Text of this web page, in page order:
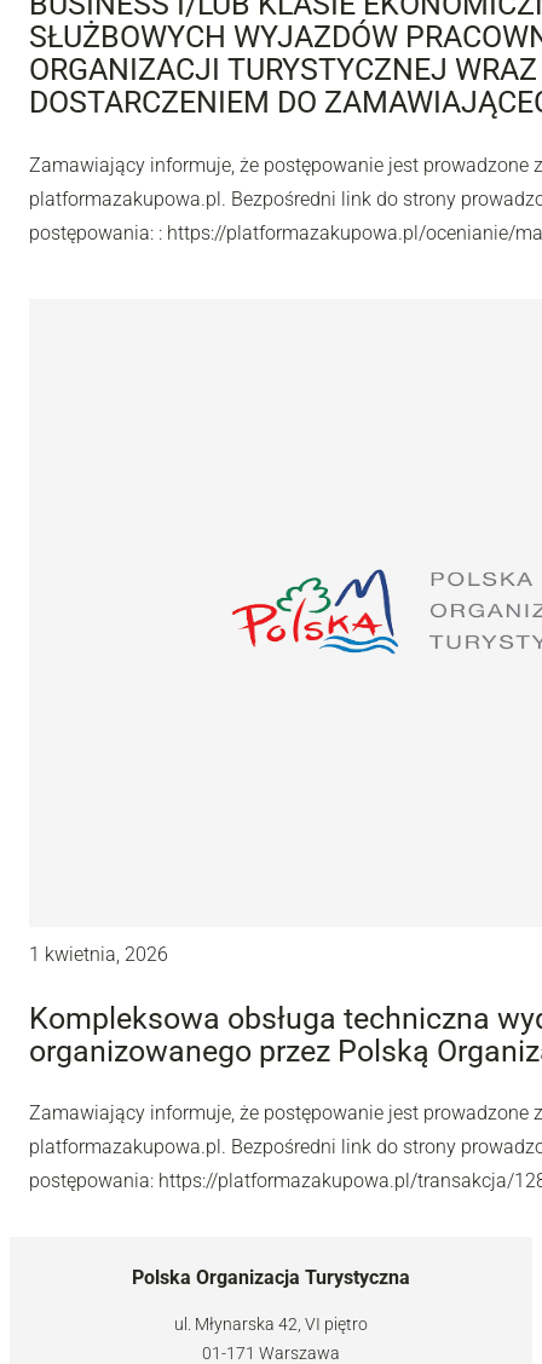
SŁUŻBOWYCH WYJAZDÓW
ORGANIZACJI TURYSTYCZNEJ
DOSTARCZENIEM DO
Zamawiający informuje, że postępowanie jest prowadzone
platformazakupowa.pl. Bezpośredni link do strony
postępowania: : https://platformazakupowa.pl/ocenianie/
1 kwietnia, 2026
Kompleksowa obsługa techniczna
organizowanego przez Polską
Zamawiający informuje, że postępowanie jest prowadzone
platformazakupowa.pl. Bezpośredni link do strony
postępowania: https://platformazakupowa.pl/transakcja/
Polska Organizacja Turystyczna
ul. Młynarska 42, VI piętro
01-171 Warszawa